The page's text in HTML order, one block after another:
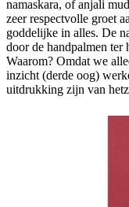
namaskara, of anjali
zeer respectvolle groet
goddelijke in alles. De
door de handpalmen ter
Waarom? Omdat we
inzicht (derde oog)
uitdrukking zijn van